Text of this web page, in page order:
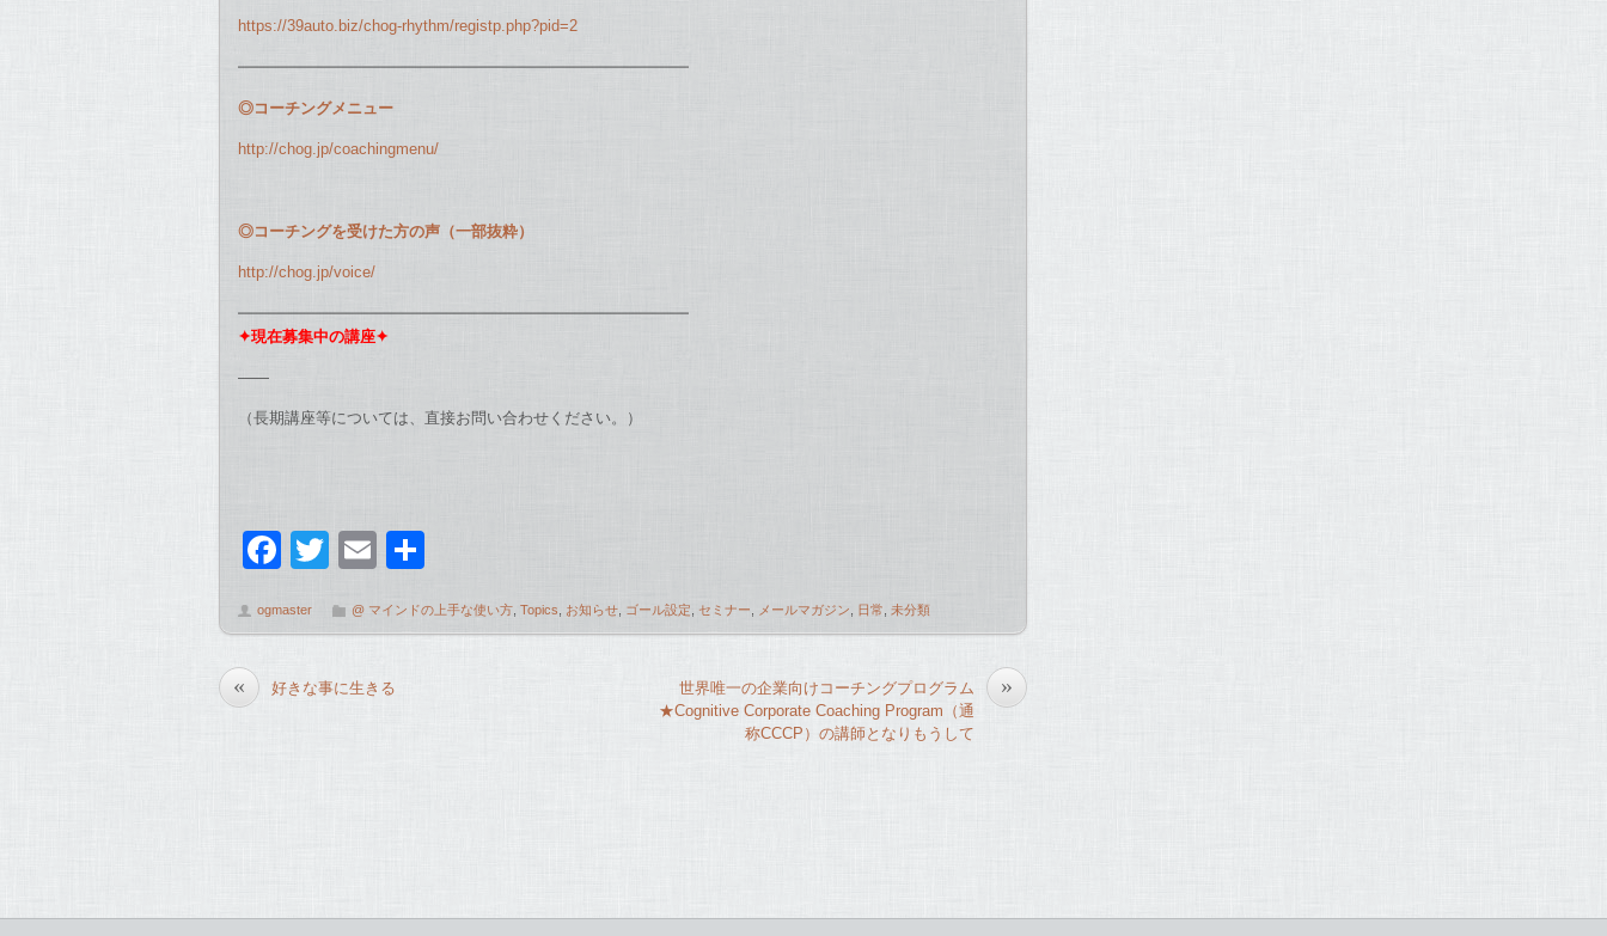
https://39auto.biz/chog-rhythm/registp.php?pid=2
━━━━━━━━━━━━━━━━━━━━━━━━━━━━━
◎コーチングメニュー
http://chog.jp/coachingmenu/
◎コーチングを受けた方の声（一部抜粋）
http://chog.jp/voice/
━━━━━━━━━━━━━━━━━━━━━━━━━━━━━
✦現在募集中の講座✦
——
（長期講座等については、直接お問い合わせください。）
F
c
b
T
tt
E
ail
ogmaster @ マインドの上手な使い方 Topics お知らせ ゴール設定 セミナー メールマガジン 日常 未分類
« 好きな事に生きる »
世界唯一の企業向けコーチングプログラム
★Cognitive Corporate Coaching Program（通
称CCCP）の講師となりもうして